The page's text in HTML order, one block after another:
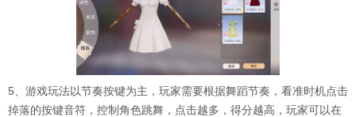
5、游戏玩法以节奏按键为主，玩家需要根据舞蹈节奏，看准时机点击
掉落的按键音符，控制角色跳舞，点击越多，得分越高，玩家可以在